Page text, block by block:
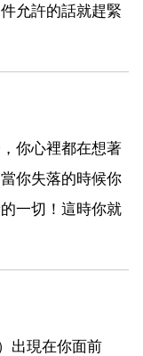
允許的話就趕緊
你心裡都在想著
你失落的時候你
一切！這時你就
出現在你面前